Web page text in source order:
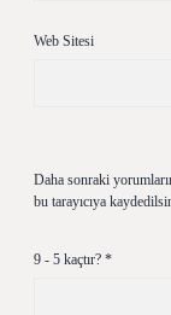
Web Sitesi
Daha sonraki
bu tarayıcıya
9 - 5 kaçtır? *